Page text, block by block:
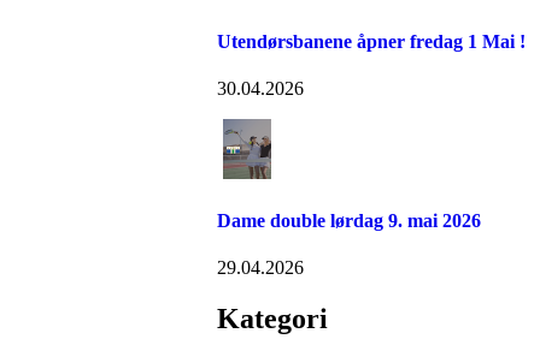
Utendørsbanene åpner fredag 1 Mai !
30.04.2026
Dame double lørdag 9. mai 2026
29.04.2026
Kategori